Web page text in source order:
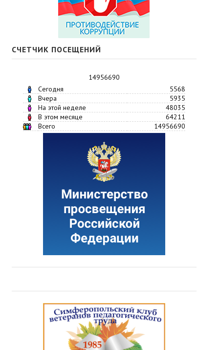
СЧЕТЧИК ПОСЕЩЕНИЙ
14956690
Сегодня
5568
Вчера
5935
На этой неделе
48035
В этом месяце
64211
Всего
14956690